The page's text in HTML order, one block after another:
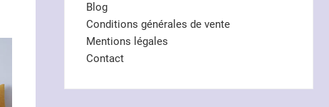
Blog
Conditions générales de vente
Mentions légales
Contact